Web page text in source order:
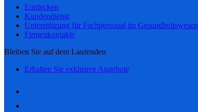
Entdecken
Kundendienst
Unterstützung für Fachpersonal im Gesundheitswesen
Firmenkontakte
Bleiben Sie auf dem Laufenden
Erhalten Sie exklusive Angebote